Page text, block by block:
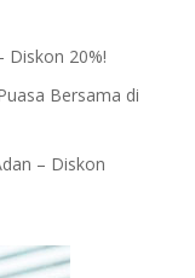
Diskon 20%!
Bersama di
– Diskon